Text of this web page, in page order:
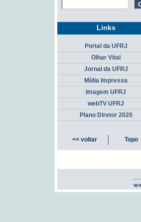
Links
Portal da UFRJ
Olhar Vital
Jornal da UFRJ
Mídia Impressa
Imagem UFRJ
webTV UFRJ
Plano Diretor 2020
<< voltar Topo